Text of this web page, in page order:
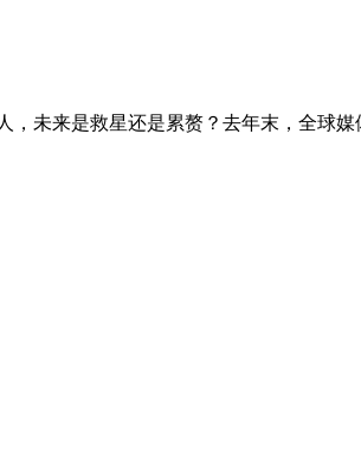
来是救星还是累赘？去年末，全球媒